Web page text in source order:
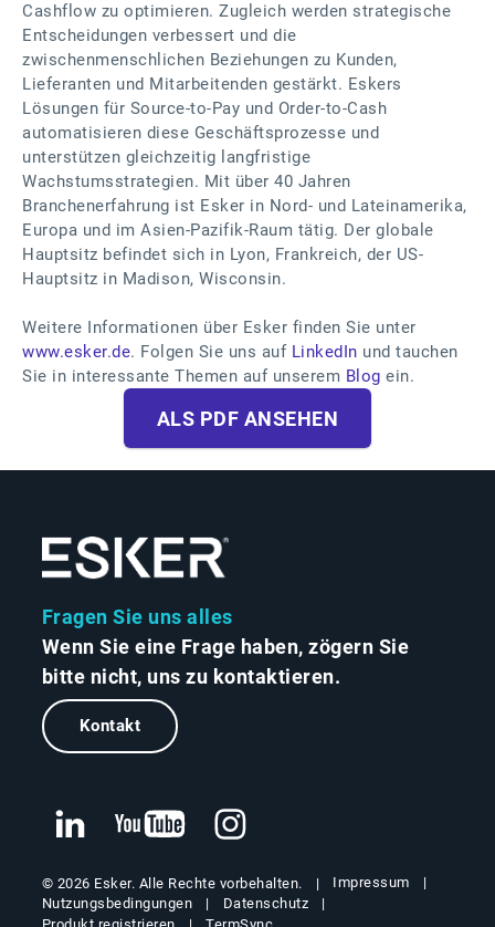
Cashflow zu optimieren. Zugleich werden strategische
Entscheidungen verbessert und die
zwischenmenschlichen Beziehungen zu Kunden,
Lieferanten und Mitarbeitenden gestärkt. Eskers
Lösungen für Source-to-Pay und Order-to-Cash
automatisieren diese Geschäftsprozesse und
unterstützen gleichzeitig langfristige
Wachstumsstrategien. Mit über 40 Jahren
Branchenerfahrung ist Esker in Nord- und Lateinamerika,
Europa und im Asien-Pazifik-Raum tätig. Der globale
Hauptsitz befindet sich in Lyon, Frankreich, der US-
Hauptsitz in Madison, Wisconsin.
Weitere Informationen über Esker finden Sie unter
www.esker.de. Folgen Sie uns auf LinkedIn und tauchen
Sie in interessante Themen auf unserem Blog ein.
ALS PDF ANSEHEN
Fragen Sie uns alles
Wenn Sie eine Frage haben, zögern Sie
bitte nicht, uns zu kontaktieren.
Kontakt
© 2026 Esker. Alle Rechte vorbehalten.
Impressum
Nutzungsbedingungen
Datenschutz